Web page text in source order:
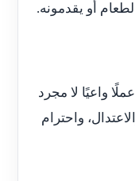
أو يقدمونه.
واعيًا لا مجرد
واحترام